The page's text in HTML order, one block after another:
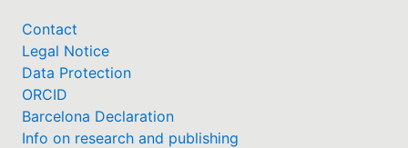
Contact
Legal Notice
Data Protection
ORCID
Barcelona Declaration
Info on research and publishing